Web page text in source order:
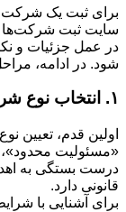
برای ثبت یک شرکت
سایت ثبت شرکت‌ها
در عمل جزئیات و
شود. در ادامه،
۱. انتخاب نوع شرکت
اولین قدم،
«مسئولیت محدود»،
درست بستگی به
قانونی دارد.
برای آشنایی با